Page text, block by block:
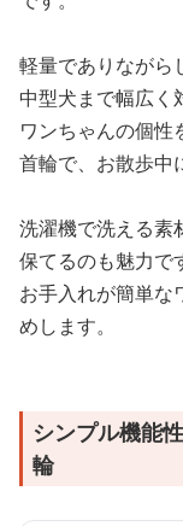
軽量でありながら
中型犬まで幅広く
ワンちゃんの個性
首輪で、お散歩中
洗濯機で洗える素
保てるのも魅力で
お手入れが簡単な
めします。
シンプル機能
輪